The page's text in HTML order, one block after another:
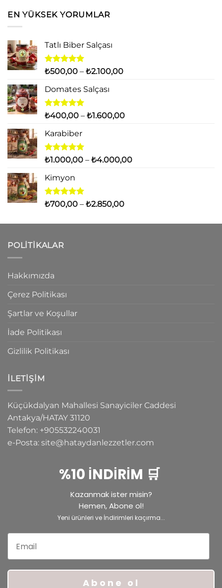
EN YÜKSEK YORUMLAR
Tatlı Biber Salçası
5 üzerinden
oy
aldı
₺500,00 – ₺2.100,00Fiyat
₺2.100,00
Domates Salçası
5 üzerinden
oy
aldı
₺400,00 – ₺1.600,00Fiyat
₺1.600,00
Karabiber
5 üzerinden
aldı
₺1.000,00 – ₺4.000,00Fiyat
Kimyon
5 üzerinden
oy
₺700,00 – ₺2.850,00Fiyat
₺700,00
POLITIKALAR
Hakkımızda
Çerez Politikası
Şartlar ve Koşullar
İade Politikası
Gizlilik Politikası
İLETIŞIM
Küçükdalyan Mahallesi Sanayiciler Caddesi
Antakya/HATAY 31120
Telefon: +905532240031
e-Posta: site@hataydanlezzetler.com
%10 İNDİRİM 🛒
Kazanmak ister misin?
Hemen, Abone ol!
Yeni ürünleri ve İndirimleri kaçırma...
Abone ol